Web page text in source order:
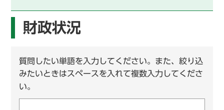
財政状況
質問したい単語を入力してください。また、絞り込
みたいときはスペースを入れて複数入力してくださ
い。